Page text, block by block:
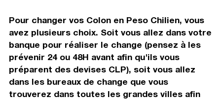
Pour changer vos Colon en Peso Chilien, vous
avez plusieurs choix. Soit vous allez dans votre
banque pour réaliser le change (pensez à les
prévenir 24 ou 48H avant afin qu'ils vous
préparent des devises CLP), soit vous allez
dans les bureaux de change que vous
trouverez dans toutes les grandes villes afin